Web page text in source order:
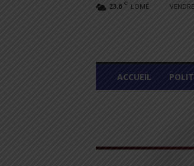
23.6 C LOMÉ
L
M
ACCUEIL